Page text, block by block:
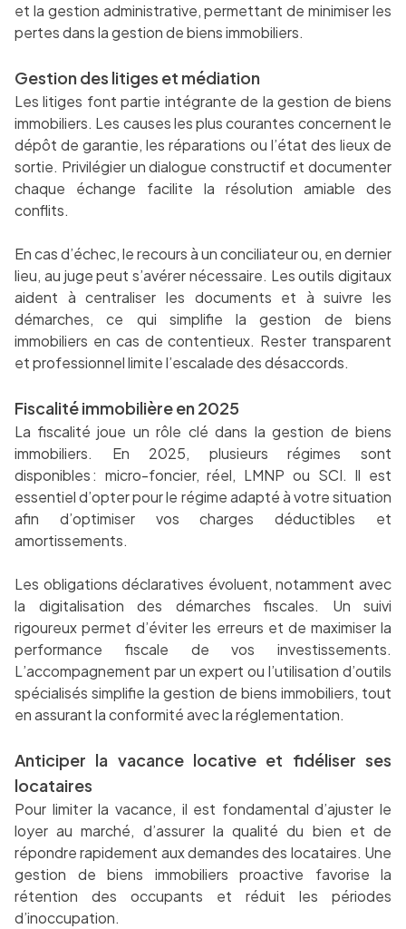
et la gestion administrative, permettant de minimiser les
pertes dans la gestion de biens immobiliers.
Gestion des litiges et médiation
Les litiges font partie intégrante de la gestion de biens
immobiliers. Les causes les plus courantes concernent le
dépôt de garantie, les réparations ou l’état des lieux de
sortie. Privilégier un dialogue constructif et documenter
chaque échange facilite la résolution amiable des
conflits.
En cas d’échec, le recours à un conciliateur ou, en dernier
lieu, au juge peut s’avérer nécessaire. Les outils digitaux
aident à centraliser les documents et à suivre les
démarches, ce qui simplifie la gestion de biens
immobiliers en cas de contentieux. Rester transparent
et professionnel limite l’escalade des désaccords.
Fiscalité immobilière en 2025
La fiscalité joue un rôle clé dans la gestion de biens
immobiliers. En 2025, plusieurs régimes sont
disponibles : micro-foncier, réel, LMNP ou SCI. Il est
essentiel d’opter pour le régime adapté à votre situation
afin d’optimiser vos charges déductibles et
amortissements.
Les obligations déclaratives évoluent, notamment avec
la digitalisation des démarches fiscales. Un suivi
rigoureux permet d’éviter les erreurs et de maximiser la
performance fiscale de vos investissements.
L’accompagnement par un expert ou l’utilisation d’outils
spécialisés simplifie la gestion de biens immobiliers, tout
en assurant la conformité avec la réglementation.
Anticiper la vacance locative et fidéliser ses
locataires
Pour limiter la vacance, il est fondamental d’ajuster le
loyer au marché, d’assurer la qualité du bien et de
répondre rapidement aux demandes des locataires. Une
gestion de biens immobiliers proactive favorise la
rétention des occupants et réduit les périodes
d’inoccupation.